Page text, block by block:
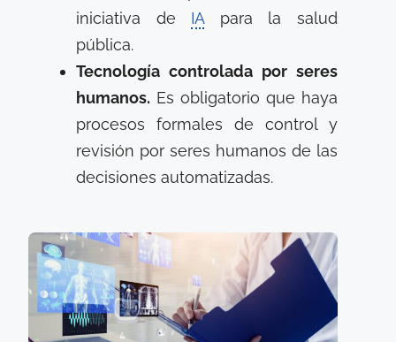
iniciativa de IApara la salud
pública.
Tecnología controlada por seres
humanos. Es obligatorio que haya
procesos formales de control y
revisión por seres humanos de las
decisiones automatizadas.